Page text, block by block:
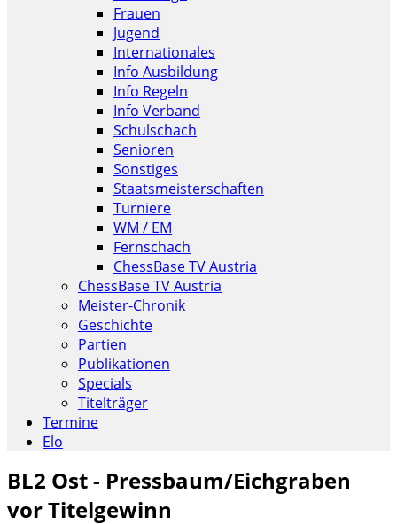
Frauen
Jugend
Internationales
Info Ausbildung
Info Regeln
Info Verband
Schulschach
Senioren
Sonstiges
Staatsmeisterschaften
Turniere
WM / EM
Fernschach
ChessBase TV Austria
ChessBase TV Austria
Meister-Chronik
Geschichte
Partien
Publikationen
Specials
Titelträger
Termine
Elo
BL2 Ost - Pressbaum/Eichgraben
vor Titelgewinn